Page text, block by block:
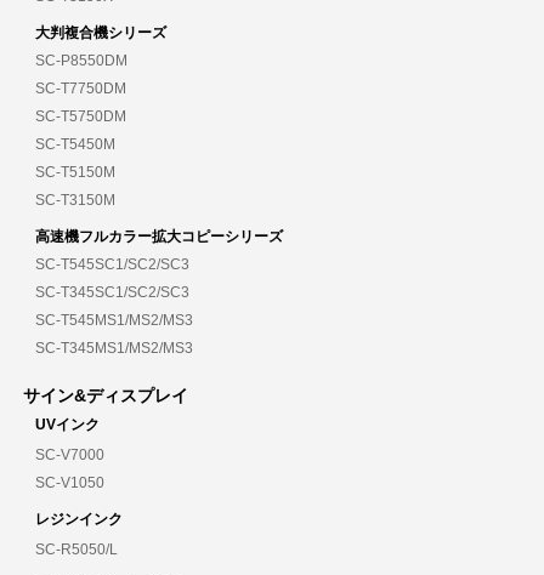
大判複合機シリーズ
SC-P8550DM
SC-T7750DM
SC-T5750DM
SC-T5450M
SC-T5150M
SC-T3150M
高速機フルカラー拡大コピーシリーズ
SC-T545SC1/SC2/SC3
SC-T345SC1/SC2/SC3
SC-T545MS1/MS2/MS3
SC-T345MS1/MS2/MS3
サイン&ディスプレイ
UVインク
SC-V7000
SC-V1050
レジンインク
SC-R5050/L